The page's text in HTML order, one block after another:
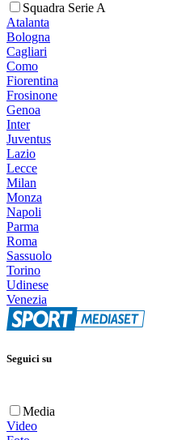
Squadra Serie A
Atalanta
Bologna
Cagliari
Como
Fiorentina
Frosinone
Genoa
Inter
Juventus
Lazio
Lecce
Milan
Monza
Napoli
Parma
Roma
Sassuolo
Torino
Udinese
Venezia
Seguici su
Media
Video